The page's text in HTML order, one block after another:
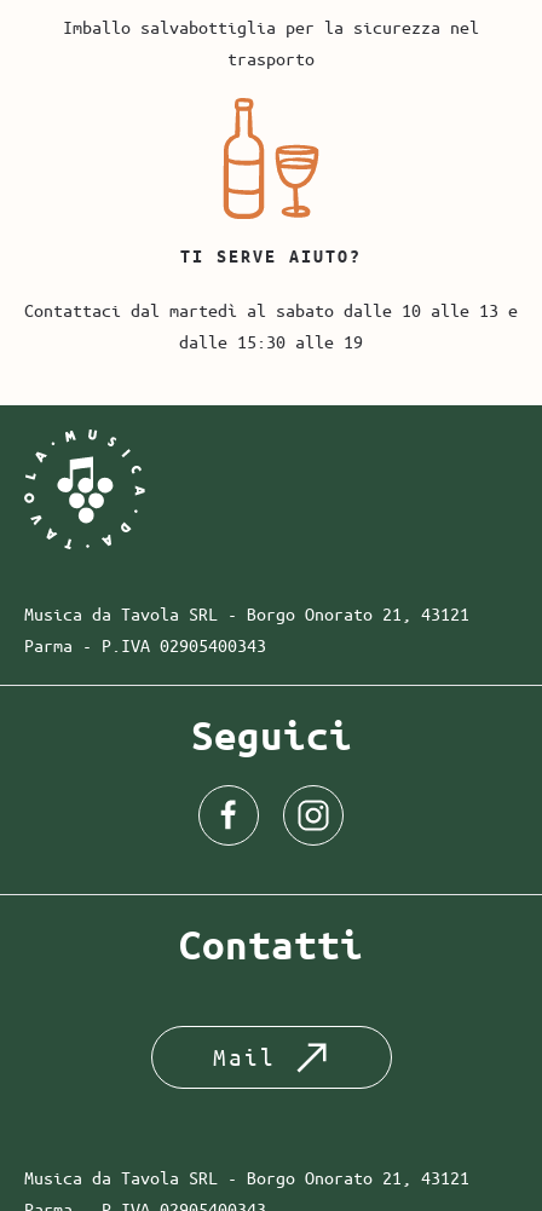
Imballo salvabottiglia per la sicurezza nel
trasporto
TI SERVE AIUTO?
Contattaci dal martedì al sabato dalle 10 alle 13 e
dalle 15:30 alle 19
Musica da Tavola SRL - Borgo Onorato 21, 43121
Parma - P.IVA 02905400343
Seguici
Contatti
Mail
Musica da Tavola SRL - Borgo Onorato 21, 43121